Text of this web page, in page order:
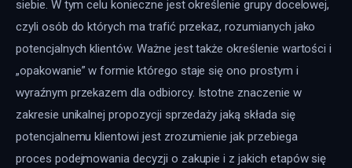
siebie. W tym celu konieczne jest określenie grupy docelowej,
czyli osób do których ma trafić przekaz, rozumianych jako
potencjalnych klientów. Ważne jest także określenie wartości i
„opakowanie” w formie którego staje się ono prostym i
wyraźnym przekazem dla odbiorcy. Istotne znaczenie w
zakresie unikalnej propozycji sprzedaży jaką składa się
potencjalnemu klientowi jest zrozumienie jak przebiega
proces podejmowania decyzji o zakupie i z jakich etapów się